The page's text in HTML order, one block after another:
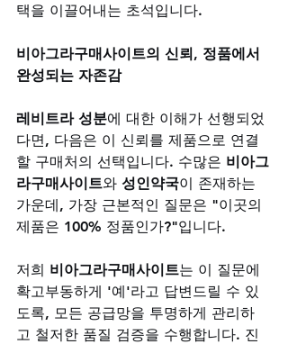
택을 이끌어내는 초석입니다.
비아그라구매사이트의 신뢰, 정품에서
완성되는 자존감
레비트라 성분에 대한 이해가 선행되었
다면, 다음은 이 신뢰를 제품으로 연결
할 구매처의 선택입니다. 수많은 비아그
라구매사이트와 성인약국이 존재하는
가운데, 가장 근본적인 질문은 "이곳의
제품은 100% 정품인가?"입니다.
저희 비아그라구매사이트는 이 질문에
확고부동하게 '예'라고 답변드릴 수 있
도록, 모든 공급망을 투명하게 관리하
고 철저한 품질 검증을 수행합니다. 진